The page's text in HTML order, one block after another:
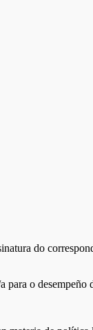
do
para o desempeño